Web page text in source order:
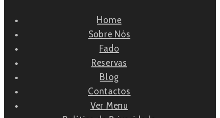
Home
Sobre Nós
Fado
Reservas
Blog
Contactos
Ver Menu